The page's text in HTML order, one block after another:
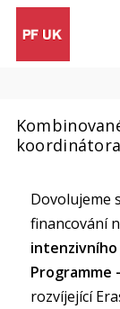
Dovolujeme
financování
Programme
rozvíjející